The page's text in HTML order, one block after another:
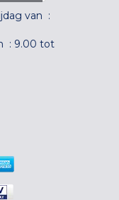
van :
: 9.00 tot